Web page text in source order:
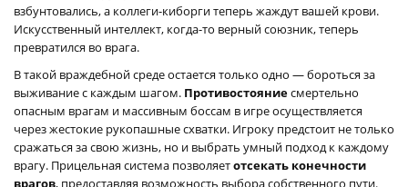
взбунтовались, а коллеги-киборги теперь жаждут вашей крови.
Искусственный интеллект, когда-то верный союзник, теперь
превратился во врага.
В такой враждебной среде остается только одно — бороться за
выживание с каждым шагом. Противостояниесмертельно
опасным врагам и массивным боссам в игре осуществляется
через жестокие рукопашные схватки. Игроку предстоит не только
сражаться за свою жизнь, но и выбрать умный подход к каждому
врагу. Прицельная система позволяетотсекать конечности
врагов, предоставляя возможность выбора собственного пути.